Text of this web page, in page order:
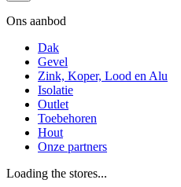
Ons aanbod
Dak
Gevel
Zink, Koper, Lood en Alu
Isolatie
Outlet
Toebehoren
Hout
Onze partners
Loading the stores...